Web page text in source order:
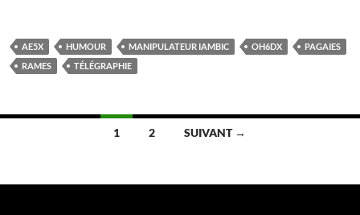
AE5X HUMOUR MANIPULATEUR IAMBIC OH6DX
PAGAIES
RAMES
TÉLÉGRAPHIE
articles
1 2 SUIVANT →